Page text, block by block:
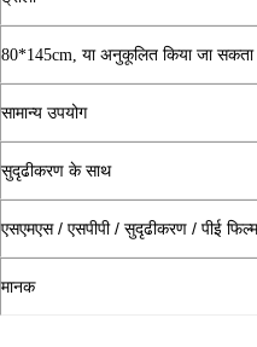
80*145cm, या अनुकूलित किया जा सकता
सामान्य उपयोग
सुदृढीकरण के साथ
एसएमएस / एसपीपी / सुदृढीकरण / पीई फिल्म
मानक